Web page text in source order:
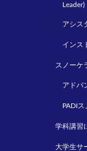
Leader)
アシス
インス
スノーケ
アドバ
PADI
学科講習
大学生サ